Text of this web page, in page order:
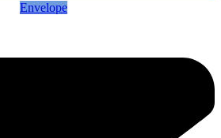
Envelope